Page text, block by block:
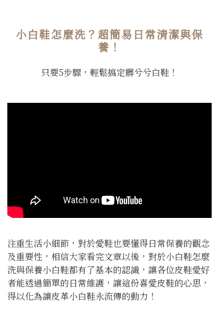
小白鞋怎麼洗？超簡易日常清潔與保
養！
只要5步驟，輕鬆搞定髒兮兮白鞋！
注重生活小細節，對於愛鞋也要懂得日常保養的觀念
及重要性，相信大家看完文章以後，對於小白鞋怎麼
洗與保養小白鞋都有了基本的認識，讓各位皮鞋愛好
者能透過簡單的日常維護，讓這份喜愛皮鞋的心思，
得以化為讓皮革小白鞋永流傳的動力！